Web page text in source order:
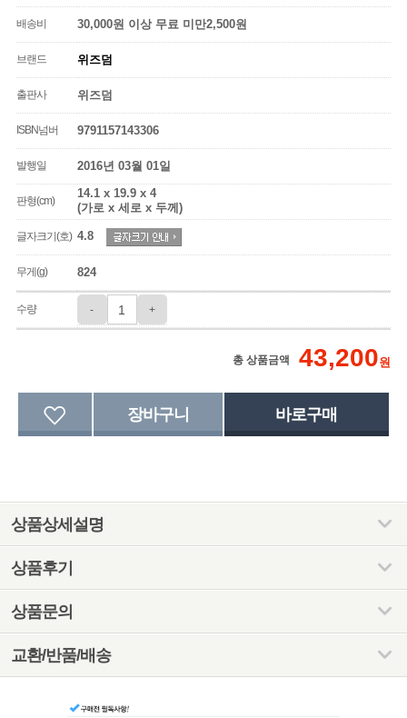
배송비 30,000원 이상 무료 미만2,500원
브랜드 위즈덤
출판사 위즈덤
ISBN넘버 9791157143306
발행일 2016년 03월 01일
판형(cm)
14.1 x 19.9 x 4
(가로 x 세로 x 두께)
글자크기(호) 4.8
무게(g) 824
수량 - +
총 상품금액 43,200원
상품상세설명
상품후기
상품문의
교환/반품/배송